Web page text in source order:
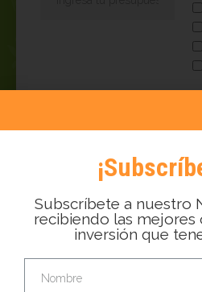
Enviar
Subscríbete a nuestro
recibiendo las
inversión que